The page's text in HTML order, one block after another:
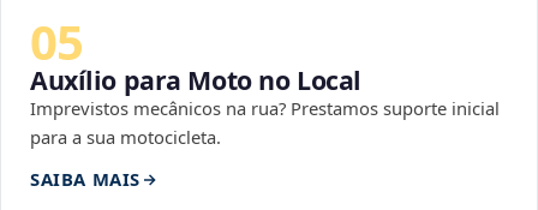
05
Auxílio para Moto no Local
Imprevistos mecânicos na rua? Prestamos suporte inicial
para a sua motocicleta.
SAIBA MAIS